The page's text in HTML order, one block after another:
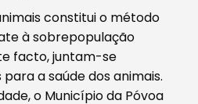
constitui o método
à sobrepopulação
facto, juntam-se
a saúde dos animais.
o Município da Póvoa